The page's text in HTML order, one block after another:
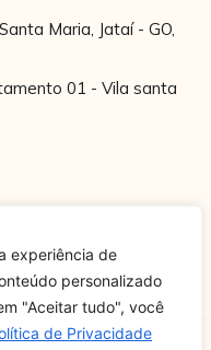
experiência de
personalizado
"Aceitar tudo", você
de Privacidade
Maria, Jataí - GO,
01 - Vila santa